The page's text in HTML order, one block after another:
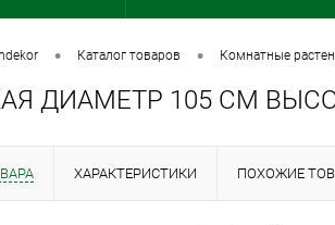
• каталог товаров • комнатные
ДИАМЕТР 105 СМ
ХАРАКТЕРИСТИКИ ПОХОЖИЕ